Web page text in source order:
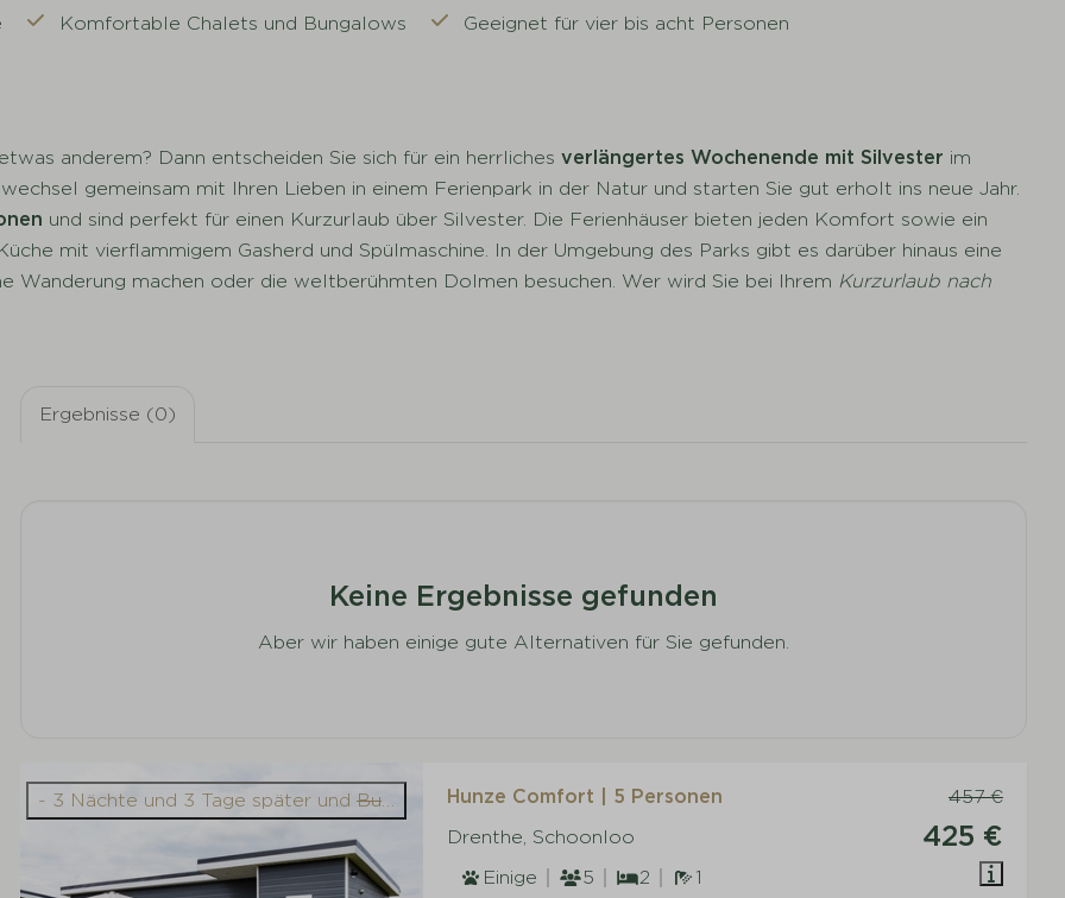
Komfortable Chalets und Bungalows Geeignet für vier bis acht Personen
anderem? Dann entscheiden Sie sich für ein herrlichesverlängertes Wochenende mit Silvester im
gemeinsam mit Ihren Lieben in einem Ferienpark in der Natur und starten Sie gut erholt ins neue Jahr.
und sind perfekt für einen Kurzurlaub über Silvester. Die Ferienhäuser bieten jeden Komfort sowie ein
mit vierflammigem Gasherd und Spülmaschine. In der Umgebung des Parks gibt es darüber hinaus eine
Wanderung machen oder die weltberühmten Dolmen besuchen. Wer wird Sie bei Ihrem Kurzurlaub nach
Ergebnisse (0)
Keine Ergebnisse gefunden
Aber wir haben einige gute Alternativen für Sie gefunden.
- 3 Nächte und 3 Tage später und Bungalow 457 €
425 €
Hunze Comfort | 5 Personen
Drenthe, Schoonloo
Einige
5 2
1